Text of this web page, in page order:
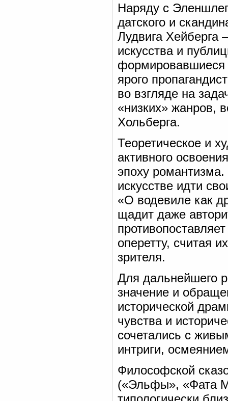
Наряду с
датского и
Лудвига Хейберга
искусства и
формировавшиеся
ярого
во взгляде на
«низких» жанров,
Хольберга.
Теоретическое и
активного
эпоху
искусстве идти
«О водевиле как
щадит даже
оперетту, считая
зрителя.
Для дальнейшего
значение и
исторической
чувства и
сочетались с
интриги,
Философской
(«Эльфы», «Фата